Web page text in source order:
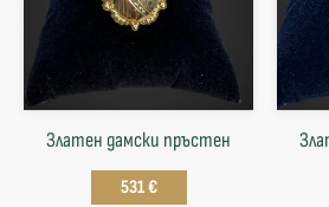
Златен дамски пръстен
531 €